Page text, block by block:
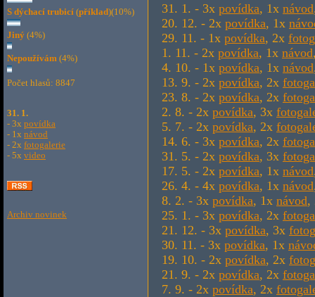
31. 1. - 3x povídka, 1x návod
20. 12. - 2x povídka, 1x
29. 11. - 1x povídka, 2x
1. 11. - 2x povídka, 1x návod
4. 10. - 1x povídka, 1x návod
13. 9. - 2x povídka, 2x
23. 8. - 2x povídka, 2x
2. 8. - 2x povídka, 3x
5. 7. - 2x povídka, 2x
14. 6. - 3x povídka, 2x
31. 5. - 2x povídka, 3x
17. 5. - 2x povídka, 1x návod
26. 4. - 4x povídka, 1x návod
8. 2. - 3x povídka, 1x návod,
25. 1. - 3x povídka, 2x
21. 12. - 3x povídka, 3x
30. 11. - 3x povídka, 1x
19. 10. - 2x povídka, 2x
21. 9. - 2x povídka, 2x
7. 9. - 2x povídka, 2x
S dýchací trubicí (příklad)(10%)
Jiný (4%)
Nepoužívám (4%)
Počet hlasů: 8847
31. 1.
- 3x povídka
- 1x návod
- 2x fotogalerie
- 5x video
Archiv novinek